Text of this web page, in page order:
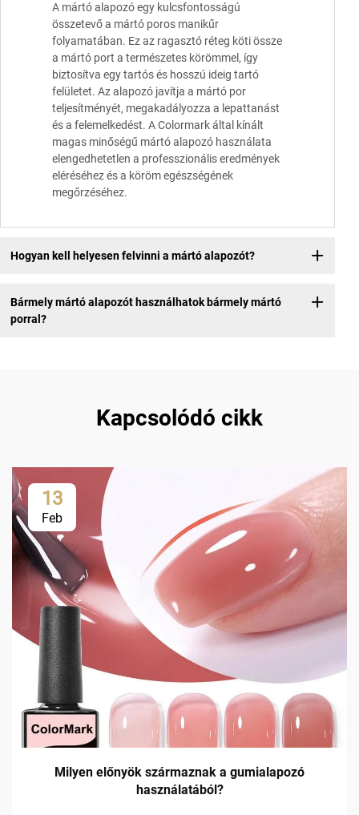
A mártó alapozó egy kulcsfontosságú
összetevő a mártó poros manikűr
folyamatában. Ez az ragasztó réteg köti össze
a mártó port a természetes körömmel, így
biztosítva egy tartós és hosszú ideig tartó
felületet. Az alapozó javítja a mártó por
teljesítményét, megakadályozza a lepattanást
és a felemelkedést. A Colormark által kínált
magas minőségű mártó alapozó használata
elengedhetetlen a professzionális eredmények
eléréséhez és a köröm egészségének
megőrzéséhez.
Hogyan kell helyesen felvinni a mártó alapozót?
Bármely mártó alapozót használhatok bármely mártó
porral?
Kapcsolódó cikk
13
Feb
Milyen előnyök származnak a gumialapozó
használatából?